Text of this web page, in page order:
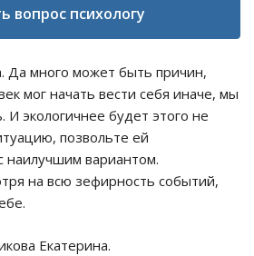
вопрос психологу
Да много может быть причин,
мог начать вести себя иначе, мы
И экологичнее будет этого не
позвольте ей
наилучшим вариантом.
на всю зефирность событий,
Екатерина.